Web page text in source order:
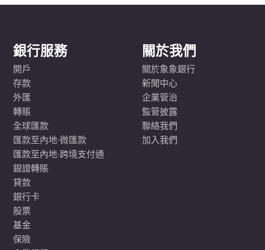
銀行服務
開戶
存款
外匯
轉賬
全球匯款
匯款至內地·微匯款
匯款至內地·跨境支付通
銀證轉賬
貸款
銀行卡
股票
基金
保險
關於我們
關於象象銀行
新聞中心
企業管治
監管披露
聯絡我們
加入我們